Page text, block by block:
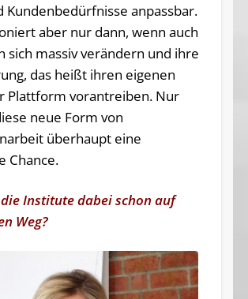
Kundenbedürfnisse anpassbar.
aber nur dann, wenn auch
sich massiv verändern und ihre
das heißt ihren eigenen
Plattform vorantreiben. Nur
neue Form von
überhaupt eine
Chance.
Institute dabei schon auf
Weg?